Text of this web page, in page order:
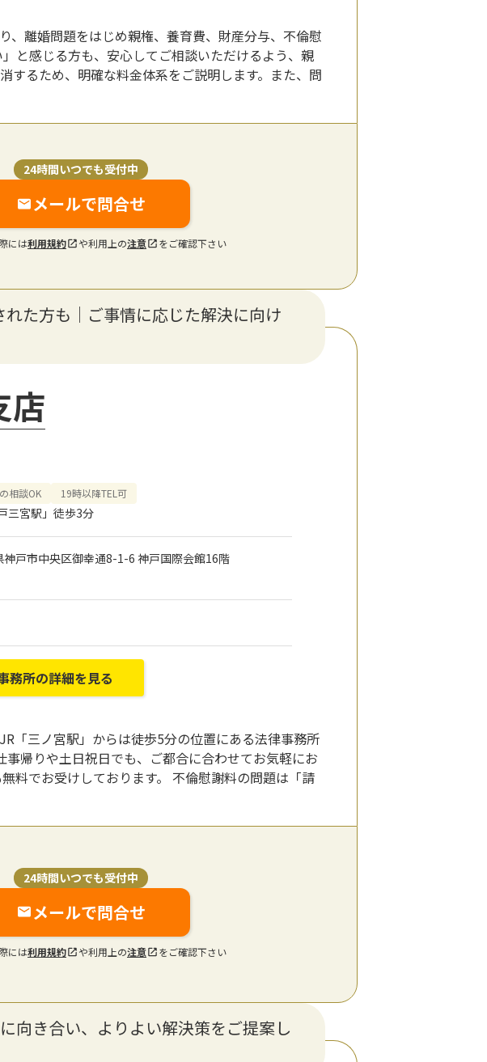
、離婚問題をはじめ親権、養育費、財産分与、不倫慰
と感じる方も、安心してご相談いただけるよう、親
するため、明確な料金体系をご説明します。また、問
24時間いつでも受付中
メールで問合せ
には利用規約 や利用上の注意 をご確認下さい
た方も｜ご事情に応じた解決に向け
店
相談OK 19時以降TEL可
三宮駅」徒歩3分
戸市中央区御幸通8-1-6 神戸国際会館16階
務所の詳細を見る
「三ノ宮駅」からは徒歩5分の位置にある法律事務所
帰りや土日祝日でも、ご都合に合わせてお気軽にお
料でお受けしております。 不倫慰謝料の問題は「請
24時間いつでも受付中
メールで問合せ
には利用規約 や利用上の注意 をご確認下さい
向き合い、よりよい解決策をご提案し